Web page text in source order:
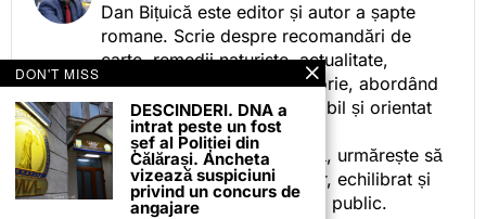
Dan Bițuică este editor și autor a șapte
romane. Scrie despre recomandări de
carte, remedii naturiste, actualitate,
cotidian politic, sport și istorie, abordând
subiectele într-un stil accesibil și orientat
spre informare.
Prin activitatea sa editorială, urmărește să
ofere cititorilor conținut clar, echilibrat și
relevant, adaptat interesului public.
DON'T MISS
DESCINDERI. DNA a
intrat peste un fost
șef al Poliției din
Călărași. Ancheta
vizează suspiciuni
privind un concurs de
angajare